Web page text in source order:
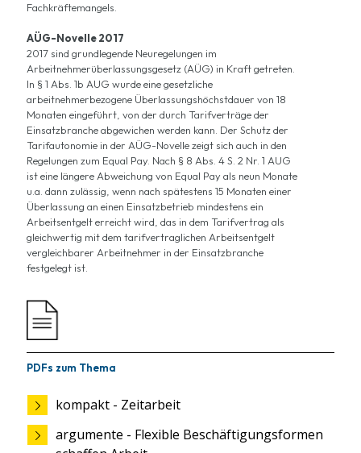
Fachkräftemangels.
AÜG-Novelle 2017
2017 sind grundlegende Neuregelungen im
Arbeitnehmerüberlassungsgesetz (AÜG) in Kraft getreten.
In § 1 Abs. 1b AUG wurde eine gesetzliche
arbeitnehmerbezogene Überlassungshöchstdauer von 18
Monaten eingeführt, von der durch Tarifverträge der
Einsatzbranche abgewichen werden kann. Der Schutz der
Tarifautonomie in der AÜG-Novelle zeigt sich auch in den
Regelungen zum Equal Pay. Nach § 8 Abs. 4 S. 2 Nr. 1 AUG
ist eine längere Abweichung von Equal Pay als neun Monate
u.a. dann zulässig, wenn nach spätestens 15 Monaten einer
Überlassung an einen Einsatzbetrieb mindestens ein
Arbeitsentgelt erreicht wird, das in dem Tarifvertrag als
gleichwertig mit dem tarifvertraglichen Arbeitsentgelt
vergleichbarer Arbeitnehmer in der Einsatzbranche
festgelegt ist.
PDFs zum Thema
kompakt - Zeitarbeit
argumente - Flexible Beschäftigungsformen